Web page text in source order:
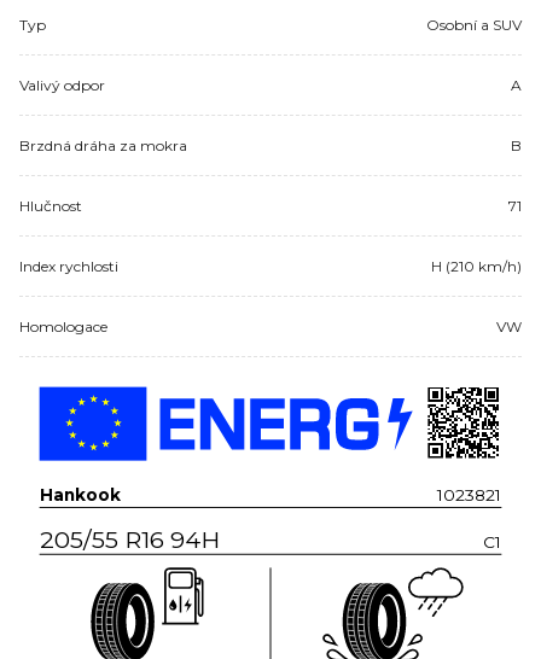
Typ Osobní a SUV
Valivý odpor A
Brzdná dráha za mokra B
Hlučnost 71
Index rychlosti H (210 km/h)
Homologace VW
Hankook 1023821
205/55 R16 94H C1